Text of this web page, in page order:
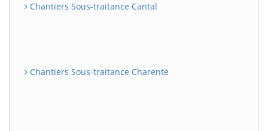
Chantiers Sous-traitance Cantal
Chantiers Sous-traitance Charente